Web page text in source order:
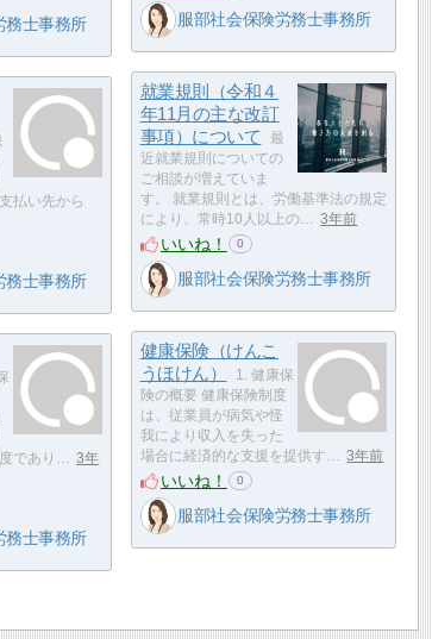
服部社会保険労務士事務所
務士事務所
就業規則（令和４
年11月の主な改訂
事項）について
最
近就業規則についての
ご相談が増えていま
す。 就業規則とは、労働基準法の規定
により、常時10人以上の… 3年前
いいね！ 0
服部社会保険労務士事務所
払い先から
務士事務所
健康保険（けんこ
うほけん）
1. 健康保
険の概要 健康保険制度
は、従業員が病気や怪
我により収入を失った
場合に経済的な支援を提供す… 3年前
いいね！ 0
服部社会保険労務士事務所
であり… 3年
務士事務所